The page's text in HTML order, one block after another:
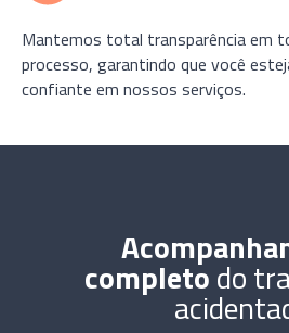
Mantemos total transparência em
processo, garantindo que você
confiante em nossos serviços.
completodo